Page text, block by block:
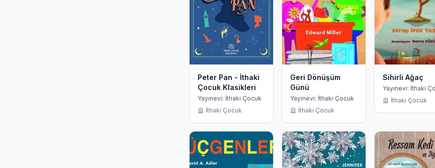
Peter Pan - İthaki
Çocuk Klasikleri
Yayınevi: İthaki Çocuk
İthaki Çocuk
Geri Dönüşüm
Günü
Yayınevi: İthaki Çocuk
İthaki Çocuk
Sihirli Ağaç
Yayınevi: İthaki
İthaki Çocuk